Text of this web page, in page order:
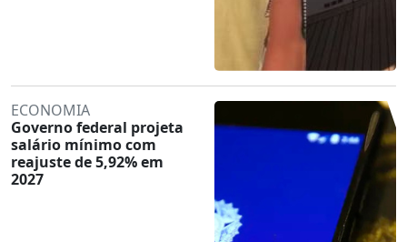
ECONOMIA
Governo federal projeta
salário mínimo com
reajuste de 5,92% em
2027